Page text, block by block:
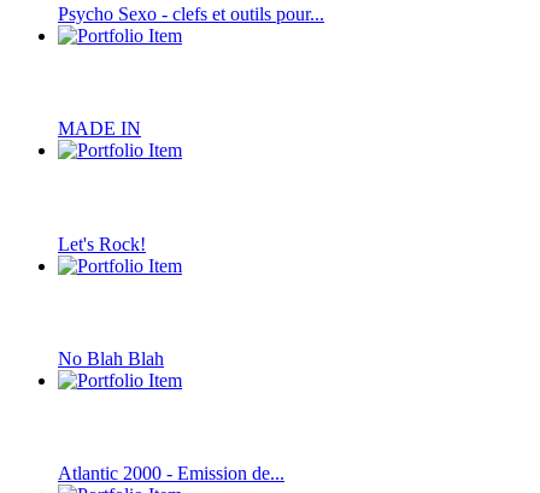
Psycho Sexo - clefs et outils pour...
MADE IN
Let's Rock!
No Blah Blah
Atlantic 2000 - Emission de...